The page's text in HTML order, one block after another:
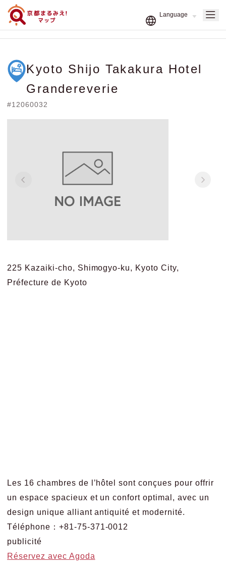
Kyoto Shijo Takakura Hotel
Grandereverie
#12060032
225 Kazaiki-cho, Shimogyo-ku, Kyoto City,
Préfecture de Kyoto
Les 16 chambres de l’hôtel sont conçues pour offrir
un espace spacieux et un confort optimal, avec un
design unique alliant antiquité et modernité.
Téléphone：+81-75-371-0012
publicité
Réservez avec Agoda